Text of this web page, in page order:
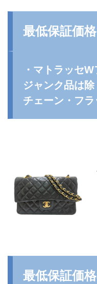
最低保証価
・マトラッセ
ジャンク品は
チェーン・フ
最低保証価